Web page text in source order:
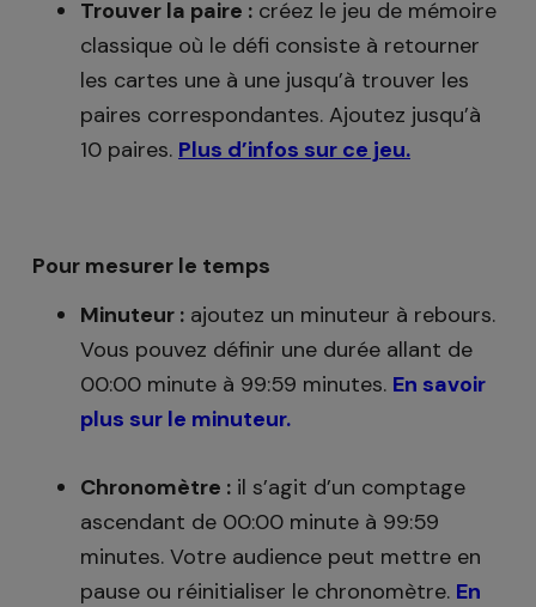
Trouver la paire : créez le jeu de mémoire
classique où le défi consiste à retourner
les cartes une à une jusqu’à trouver les
paires correspondantes. Ajoutez jusqu’à
10 paires. Plus d’infos sur ce jeu.
Pour mesurer le temps
Minuteur : ajoutez un minuteur à rebours.
Vous pouvez définir une durée allant de
00:00 minute à 99:59 minutes. En savoir
plus sur le minuteur.
Chronomètre : il s’agit d’un comptage
ascendant de 00:00 minute à 99:59
minutes. Votre audience peut mettre en
pause ou réinitialiser le chronomètre. En